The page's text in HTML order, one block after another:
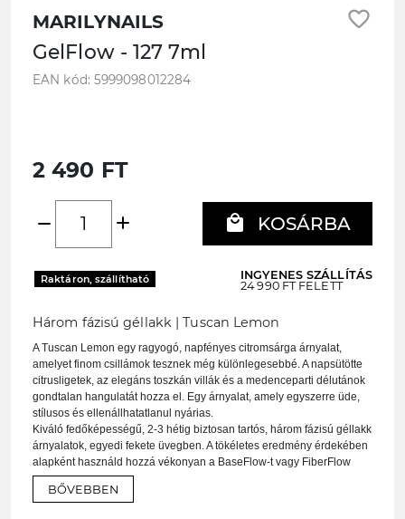
favorite_border
MARILYNAILS
GelFlow - 127 7ml
EAN kód: 5999098012284
2 490 FT
remove add local_mall KOSÁRBA
Raktáron, szállítható
INGYENES SZÁLLÍTÁS
24 990 FT FELETT
Három fázisú géllakk | Tuscan Lemon
A Tuscan Lemon egy ragyogó, napfényes citromsárga árnyalat,
amelyet finom csillámok tesznek még különlegesebbé. A napsütötte
citrusligetek, az elegáns toszkán villák és a medenceparti délutánok
gondtalan hangulatát hozza el. Egy árnyalat, amely egyszerre üde,
stílusos és ellenállhatatlanul nyárias.
Kiváló fedőképességű, 2-3 hétig biztosan tartós, három fázisú géllakk
árnyalatok, egyedi fekete üvegben. A tökéletes eredmény érdekében
alapként használd hozzá vékonyan a BaseFlow-t vagy FiberFlow
Hardener-t, majd 2 réteg szín felvitele után a tükörfényű
vagy TopFlow Free-t. Ha pedig matt hatást szeretnél elérni, fedd
BŐVEBBEN